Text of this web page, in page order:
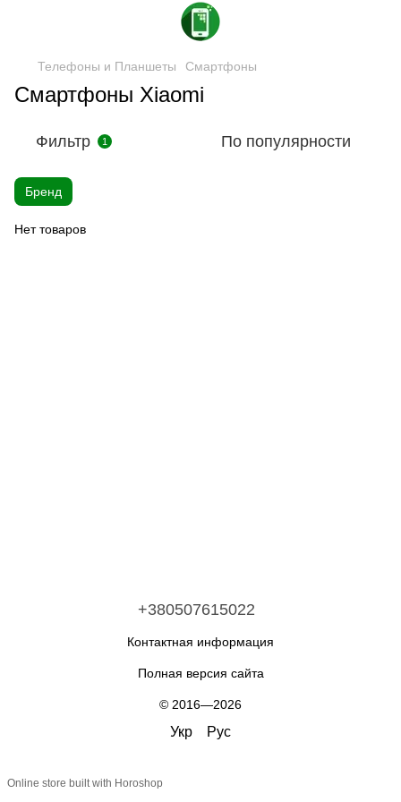
Телефоны и Планшеты Смартфоны
Смартфоны Xiaomi
Фильтр 1 По популярности
Бренд
Нет товаров
+380507615022
Контактная информация
Полная версия сайта
© 2016—2026
Укр Рус
Online store built with Horoshop